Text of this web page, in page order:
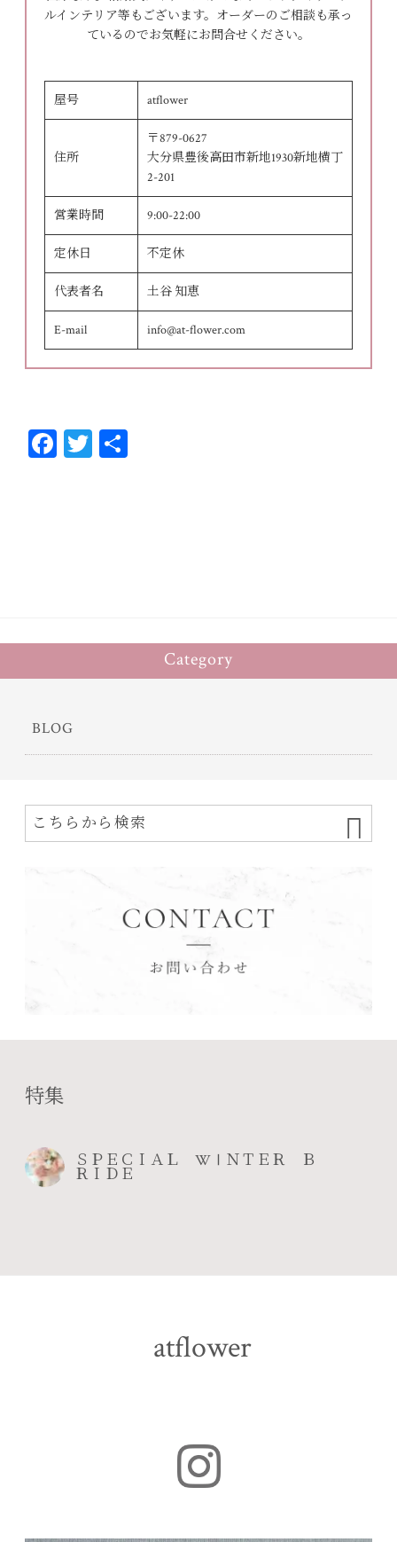
ルインテリア等もございます。オーダーのご相談も承っ
ているのでお気軽にお問合せください。
屋号 atflower
住所
〒879-0627
大分県豊後高田市新地1930新地横丁
2-201
営業時間 9:00-22:00
定休日 不定休
代表者名 土谷 知恵
E-mail info@at-flower.com
Fa T
Category
BLOG
特集
ＳＰＥＣＩＡＬ WⅠＮＴＥＲ Ｂ
ＲＩＤＥ
atflower